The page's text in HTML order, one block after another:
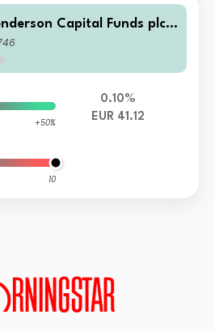
Capital Funds plc -
and Innovation F
+50%
10
0.10%
EUR 41.12